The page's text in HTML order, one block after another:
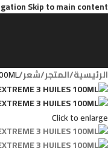
Skip to main content
الرئيسية/المتجر/شعر/
Click to enlarge